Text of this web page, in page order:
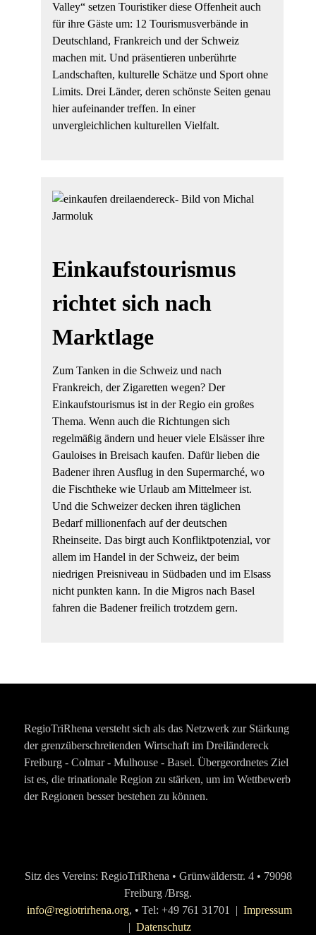
Valley“ setzen Touristiker diese Offenheit auch
für ihre Gäste um: 12 Tourismusverbände in
Deutschland, Frankreich und der Schweiz
machen mit. Und präsentieren unberührte
Landschaften, kulturelle Schätze und Sport ohne
Limits. Drei Länder, deren schönste Seiten genau
hier aufeinander treffen. In einer
unvergleichlichen kulturellen Vielfalt.
Einkaufstourismus
richtet sich nach
Marktlage
Zum Tanken in die Schweiz und nach
Frankreich, der Zigaretten wegen? Der
Einkaufstourismus ist in der Regio ein großes
Thema. Wenn auch die Richtungen sich
regelmäßig ändern und heuer viele Elsässer ihre
Gauloises in Breisach kaufen. Dafür lieben die
Badener ihren Ausflug in den Supermarché, wo
die Fischtheke wie Urlaub am Mittelmeer ist.
Und die Schweizer decken ihren täglichen
Bedarf millionenfach auf der deutschen
Rheinseite. Das birgt auch Konfliktpotenzial, vor
allem im Handel in der Schweiz, der beim
niedrigen Preisniveau in Südbaden und im Elsass
nicht punkten kann. In die Migros nach Basel
fahren die Badener freilich trotzdem gern.
RegioTriRhena versteht sich als das Netzwerk zur Stärkung
der grenzüberschreitenden Wirtschaft im Dreiländereck
Freiburg - Colmar - Mulhouse - Basel. Übergeordnetes Ziel
ist es, die trinationale Region zu stärken, um im Wettbewerb
der Regionen besser bestehen zu können.
Sitz des Vereins: RegioTriRhena • Grünwälderstr. 4 • 79098
Freiburg /Brsg.
info@regiotrirhena.org, • Tel: +49 761 31701 | Impressum
| Datenschutz